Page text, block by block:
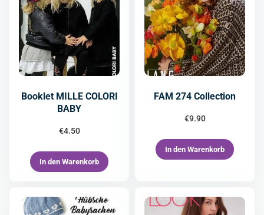
Booklet MILLE COLORI
BABY
€4.50
In den Warenkorb
FAM 274 Collection
€9.90
In den Warenkorb